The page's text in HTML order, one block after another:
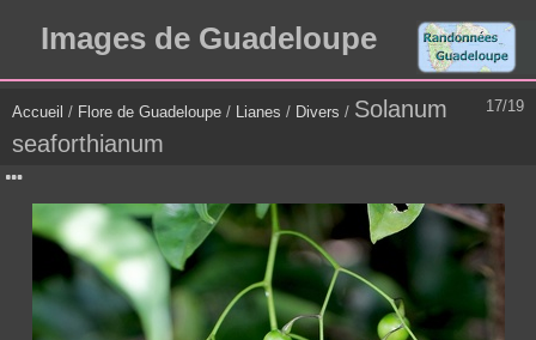
Images de Guadeloupe
17/19
Accueil / Flore de Guadeloupe / Lianes / Divers / Solanum
seaforthianum